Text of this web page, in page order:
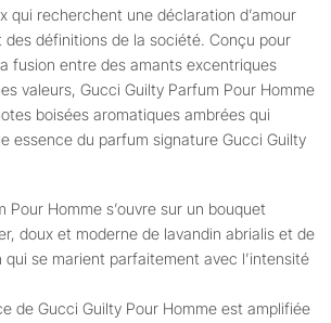
qui recherchent une déclaration d’amour
des définitions de la société. Conçu pour
fusion entre des amants excentriques
valeurs, Gucci Guilty Parfum Pour Homme
boisées aromatiques ambrées qui
essence du parfum signature Gucci Guilty
Pour Homme s’ouvre sur un bouquet
doux et moderne de lavandin abrialis et de
se marient parfaitement avec l’intensité
de Gucci Guilty Pour Homme est amplifiée